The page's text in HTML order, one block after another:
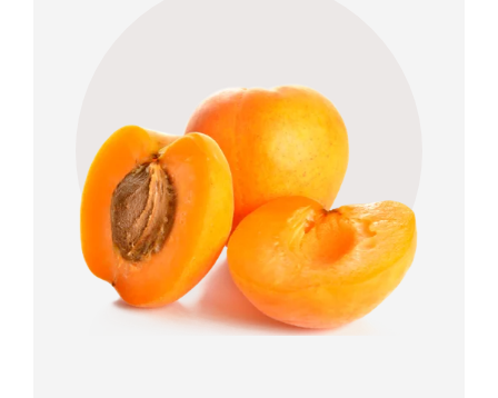
Varietà
Albicocca Val Venosta, Orangered,
Goldrich, Hargrand